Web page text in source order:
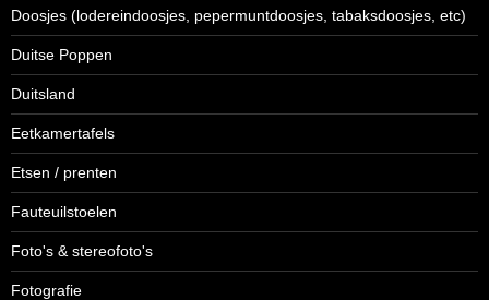
Doosjes (lodereindoosjes, pepermuntdoosjes, tabaksdoosjes, etc)
Duitse Poppen
Duitsland
Eetkamertafels
Etsen / prenten
Fauteuilstoelen
Foto's & stereofoto's
Fotografie